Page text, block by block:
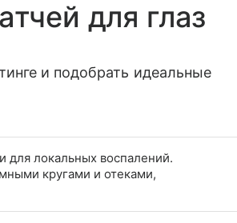
для глаз
и подобрать идеальные
для локальных воспалений.
кругами и отеками,